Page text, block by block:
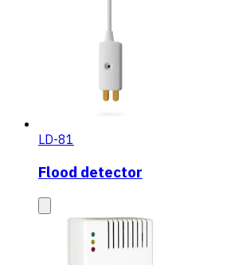
LD-81
Flood detector